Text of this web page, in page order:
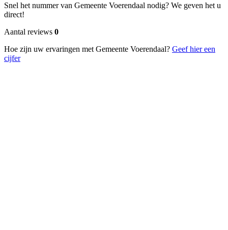
Snel het nummer van Gemeente Voerendaal nodig? We geven het u
direct!
Aantal reviews 0
Hoe zijn uw ervaringen met Gemeente Voerendaal? Geef hier een
cijfer